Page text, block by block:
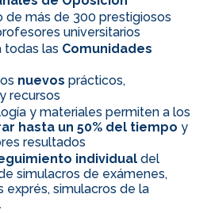
de más de 300 prestigiosos
universitarios
todas las Comunidades
nuevos prácticos,
recursos
y materiales permiten a los
hasta un 50% del tiempo y
resultados
individual del
simulacros de exámenes,
exprés, simulacros de la